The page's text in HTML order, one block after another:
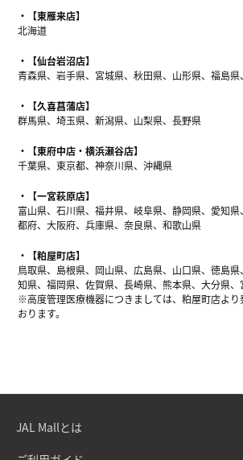
【東雁来店】
北海道
【仙台岩沼店】
青森県、岩手県、宮城県、秋田県、山形県、福島
【久喜菖蒲店】
群馬県、埼玉県、新潟県、山梨県、長野県
【東府中店・横浜瀬谷店】
千葉県、東京都、神奈川県、沖縄県
【一宮萩原店】
富山県、石川県、福井県、岐阜県、静岡県、愛知
都府、大阪府、兵庫県、奈良県、和歌山県
【粕屋町店】
鳥取県、島根県、岡山県、広島県、山口県、徳島
知県、福岡県、佐賀県、長崎県、熊本県、大分県
※高度管理医療機器につきましては、粕屋町店より
おります。
JAL Mallとは